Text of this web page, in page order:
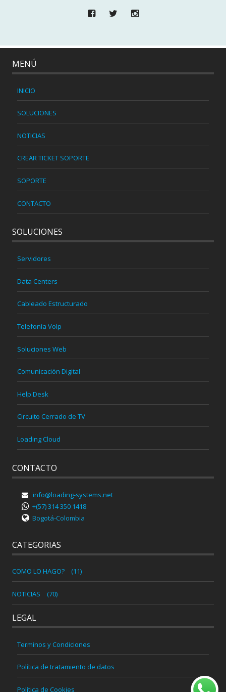
MENÚ
INICIO
SOLUCIONES
NOTICIAS
CREAR TICKET SOPORTE
SOPORTE
CONTACTO
SOLUCIONES
Servidores
Data Centers
Cableado Estructurado
Telefonía VoIp
Soluciones Web
Comunicación Digital
Help Desk
Circuito Cerrado de TV
Loading Cloud
CONTACTO
info@loading-systems.net
+(57) 314 350 1418
Bogotá-Colombia
CATEGORIAS
COMO LO HAGO? (11)
NOTICIAS (70)
LEGAL
Terminos y Condiciones
Política de tratamiento de datos
Política de Cookies